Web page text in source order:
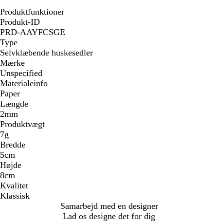
Produktfunktioner
Produkt-ID
PRD-AAYFCSGE
Type
Selvklæbende huskesedler
Mærke
Unspecified
Materialeinfo
Paper
Længde
2mm
Produktvægt
7g
Bredde
5cm
Højde
8cm
Kvalitet
Klassisk
Samarbejd med en designer
Lad os designe det for dig